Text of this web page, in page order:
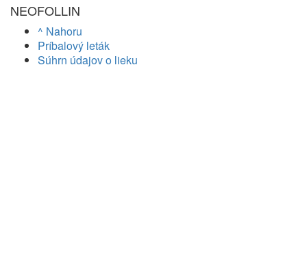
NEOFOLLIN
^ Nahoru
Príbalový leták
Súhrn údajov o lieku